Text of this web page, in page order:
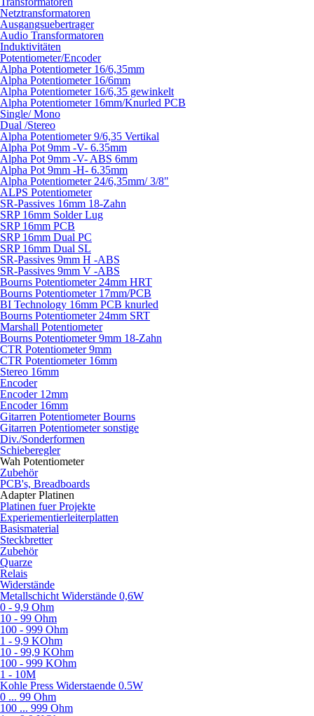
Netztransformatoren
Ausgangsuebertrager
Audio Transformatoren
Induktivitäten
Potentiometer/Encoder
Alpha Potentiometer 16/6,35mm
Alpha Potentiometer 16/6mm
Alpha Potentiometer 16/6,35 gewinkelt
Alpha Potentiometer 16mm/Knurled PCB
Single/ Mono
Dual /Stereo
Alpha Potentiometer 9/6,35 Vertikal
Alpha Pot 9mm -V- 6.35mm
Alpha Pot 9mm -V- ABS 6mm
Alpha Pot 9mm -H- 6.35mm
Alpha Potentiometer 24/6,35mm/ 3/8"
ALPS Potentiometer
SR-Passives 16mm 18-Zahn
SRP 16mm Solder Lug
SRP 16mm PCB
SRP 16mm Dual PC
SRP 16mm Dual SL
SR-Passives 9mm H -ABS
SR-Passives 9mm V -ABS
Bourns Potentiometer 24mm HRT
Bourns Potentiometer 17mm/PCB
BI Technology 16mm PCB knurled
Bourns Potentiometer 24mm SRT
Marshall Potentiometer
Bourns Potentiometer 9mm 18-Zahn
CTR Potentiometer 9mm
CTR Potentiometer 16mm
Stereo 16mm
Encoder
Encoder 12mm
Encoder 16mm
Gitarren Potentiometer Bourns
Gitarren Potentiometer sonstige
Div./Sonderformen
Schieberegler
Wah Potentiometer
Zubehör
PCB's, Breadboards
Adapter Platinen
Platinen fuer Projekte
Experiementierleiterplatten
Basismaterial
Steckbretter
Zubehör
Quarze
Relais
Widerstände
Metallschicht Widerstände 0,6W
0 - 9,9 Ohm
10 - 99 Ohm
100 - 999 Ohm
1 - 9,9 KOhm
10 - 99,9 KOhm
100 - 999 KOhm
1 - 10M
Kohle Press Widerstaende 0.5W
0 ... 99 Ohm
100 ... 999 Ohm